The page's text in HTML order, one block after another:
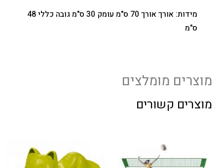
מידות: אורך אורך 70 ס"מ עומק 30 ס"מ גובה כללי 48
ס"מ
מוצרים מומלצים
מוצרים קשורים